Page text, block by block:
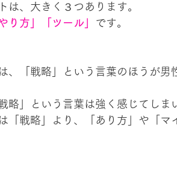
、大きく３つあります。
り方」「ツール」 です。
「戦略」という言葉のほうが男
」という言葉は強く感じてしま
「戦略」より、「あり方」や「マ